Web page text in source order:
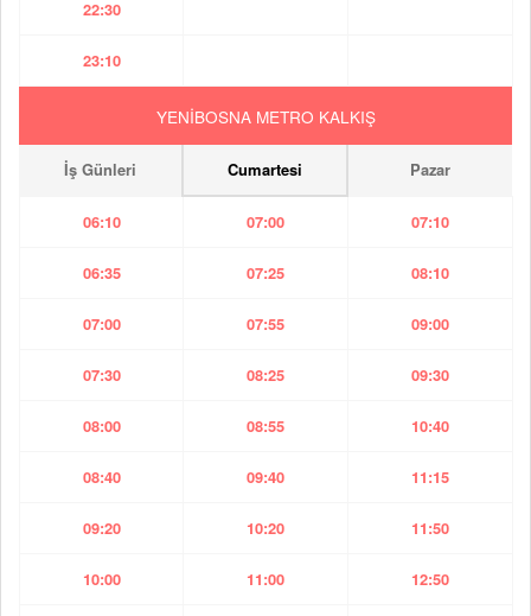
22:30
23:10
YENİBOSNA METRO KALKIŞ
İş Günleri Cumartesi Pazar
06:10 07:00 07:10
06:35 07:25 08:10
07:00 07:55 09:00
07:30 08:25 09:30
08:00 08:55 10:40
08:40 09:40 11:15
09:20 10:20 11:50
10:00 11:00 12:50